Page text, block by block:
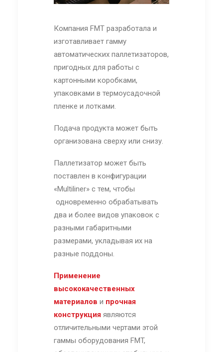
Компания FMT разработала и
изготавливает гамму
автоматических паллетизаторов,
пригодных для работы с
картонными коробками,
упаковками в термоусадочной
пленке и лотками.
Подача продукта может быть
организована сверху или снизу.
Паллетизатор может быть
поставлен в конфигурации
«Multiliner» с тем, чтобы
одновременно обрабатывать
два и более видов упаковок с
разными габаритными
размерами, укладывая их на
разные поддоны.
Применение
высококачественных
материалов и прочная
конструкция являются
отличительными чертами этой
гаммы оборудования FMT,